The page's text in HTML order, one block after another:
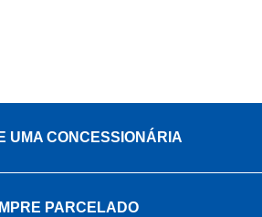
UMA CONCESSIONÁRIA
PARCELADO